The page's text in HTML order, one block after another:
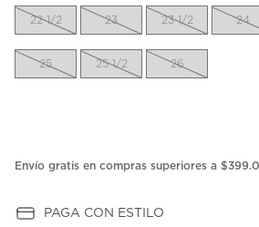
la
22 1/2 23 23 1/2 24
25 25 1/2 26
Envío gratis en compras superiores a
PAGA CON ESTILO